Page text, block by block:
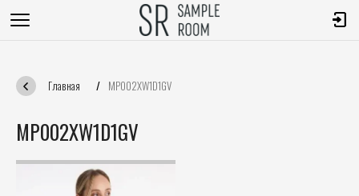
Главная / MP002XW1D1GV
MP002XW1D1GV